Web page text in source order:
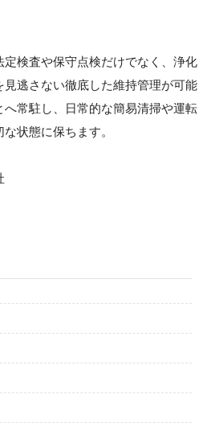
検査や保守点検だけでなく、浄化
逃さない徹底した維持管理が可能
常駐し、日常的な簡易清掃や運転
状態に保ちます。